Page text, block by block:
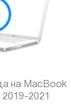
на MacBook
2021